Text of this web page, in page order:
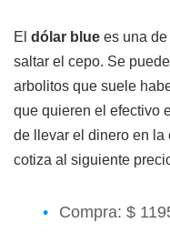
El dólar blue es una
saltar el cepo. Se
arbolitos que suele
que quieren el efectivo
de llevar el dinero en
cotiza al siguiente
Compra: $